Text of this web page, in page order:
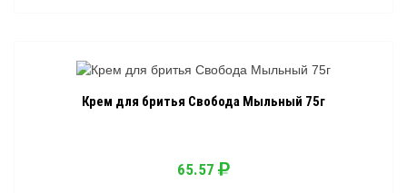
Крем для бритья Свобода Мыльный 75г
65.57